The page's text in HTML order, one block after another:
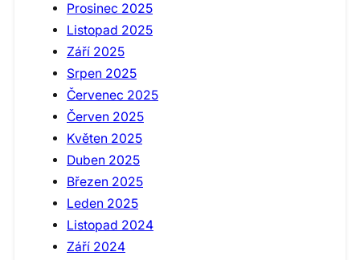
Prosinec 2025
Listopad 2025
Září 2025
Srpen 2025
Červenec 2025
Červen 2025
Květen 2025
Duben 2025
Březen 2025
Leden 2025
Listopad 2024
Září 2024